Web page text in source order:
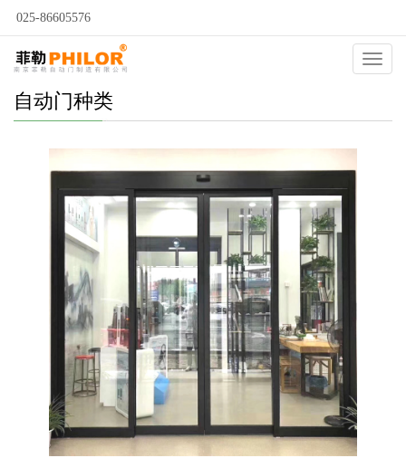
025-86605576
自动门种类